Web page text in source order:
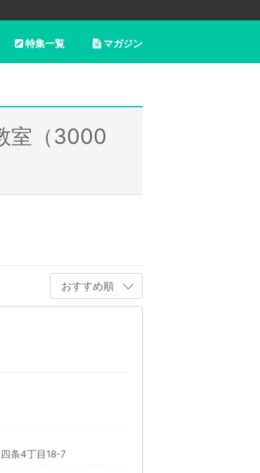
マガジン
特集一覧
室（3000
おすすめ順
条4丁目18-7